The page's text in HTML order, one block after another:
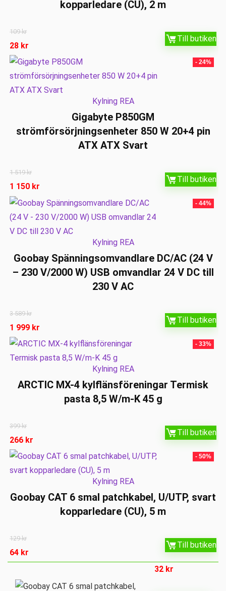
kopparledare (CU), 2 m
109kr
28 kr
Till butiken
- 24%
Kylning REA
Gigabyte P850GM
strömförsörjningsenheter 850 W 20+4 pin
ATX ATX Svart
1 519kr
1 150 kr
Till butiken
- 44%
Kylning REA
Goobay Spänningsomvandlare DC/AC (24 V
– 230 V/2000 W) USB omvandlar 24 V DC till
230 V AC
3 589kr
1 999 kr
Till butiken
- 33%
Kylning REA
ARCTIC MX-4 kylflänsföreningar Termisk
pasta 8,5 W/m-K 45 g
399kr
266 kr
Till butiken
- 50%
Kylning REA
Goobay CAT 6 smal patchkabel, U/UTP, svart
kopparledare (CU), 5 m
129kr
64 kr
Till butiken
32 kr